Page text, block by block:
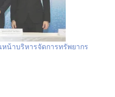
น้าบริหารจัดการทรัพยากร